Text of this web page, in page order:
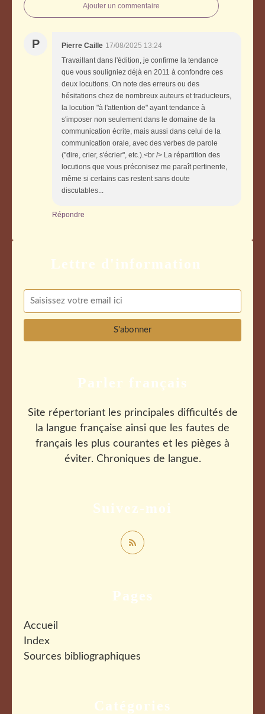
Ajouter un commentaire
P Pierre Caille 17/08/2025 13:24
Travaillant dans l'édition, je confirme la tendance
que vous souligniez déjà en 2011 à confondre ces
deux locutions. On note des erreurs ou des
hésitations chez de nombreux auteurs et traducteurs,
la locution "à l'attention de" ayant tendance à
s'imposer non seulement dans le domaine de la
communication écrite, mais aussi dans celui de la
communication orale, avec des verbes de parole
("dire, crier, s'écrier", etc.).<br /> La répartition des
locutions que vous préconisez me paraît pertinente,
même si certains cas restent sans doute
discutables...
Répondre
Catégories
Pages
Accueil
Index
Sources bibliographiques
Suivez-moi
Parler français
Site répertoriant les principales difficultés de
la langue française ainsi que les fautes de
français les plus courantes et les pièges à
éviter. Chroniques de langue.